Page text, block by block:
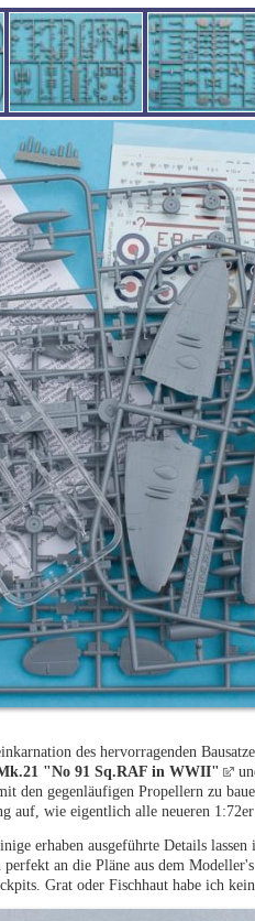
des hervorragenden
"No 91 Sq.RAF in WWII"
den gegenläufigen Propellern zu
wie eigentlich alle neueren 1:72er
erhaben ausgeführte Details
an die Pläne aus dem
Grat oder Fischhaut habe ich